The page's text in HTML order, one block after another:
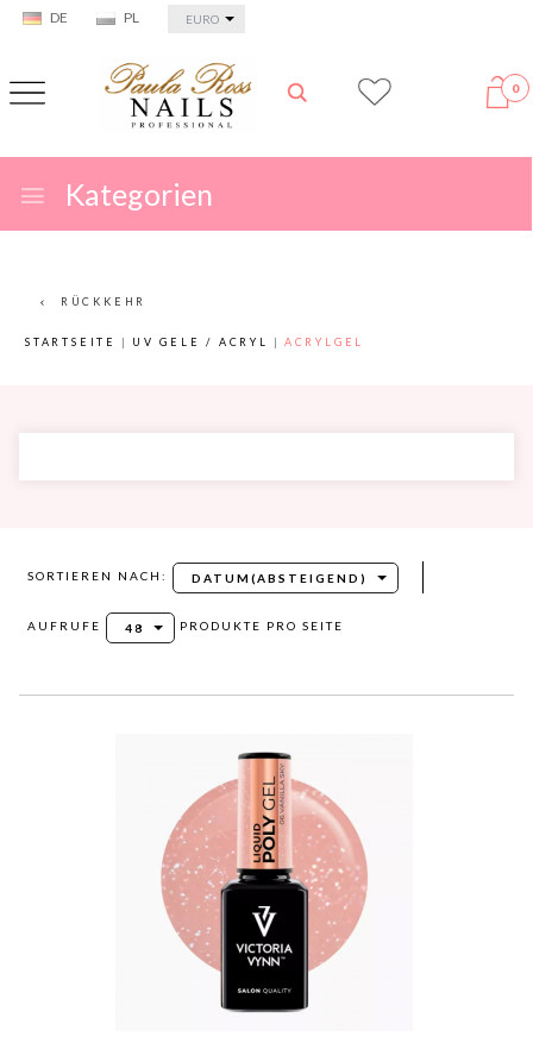
DE PL currency_h
EURO
0
Kategorien
RÜCKKEHR
STARTSEITE UV GELE / ACRYL ACRYLGEL
SORTIEREN NACH:
SORT
DATUM(ABSTEIGEND)
AUFRUFE
POP
48 PRODUKTE PRO SEITE